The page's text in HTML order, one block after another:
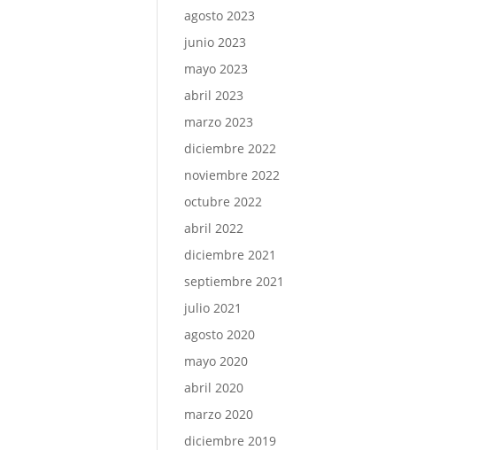
agosto 2023
junio 2023
mayo 2023
abril 2023
marzo 2023
diciembre 2022
noviembre 2022
octubre 2022
abril 2022
diciembre 2021
septiembre 2021
julio 2021
agosto 2020
mayo 2020
abril 2020
marzo 2020
diciembre 2019